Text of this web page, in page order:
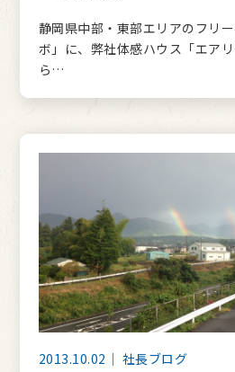
静岡県中部・東部エリアのフリ
ボ」に、弊社体感ハウス「エア
ら…
2013.10.02｜ 社長ブログ